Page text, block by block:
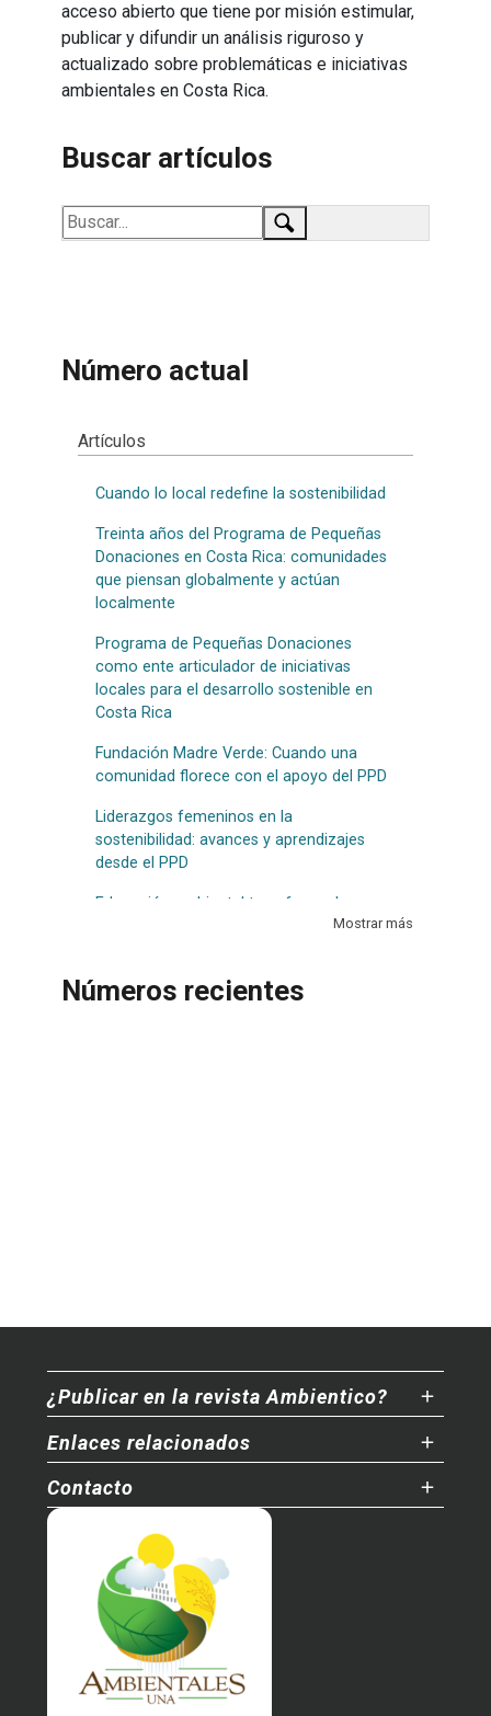
acceso abierto que tiene por misión estimular,
publicar y difundir un análisis riguroso y
actualizado sobre problemáticas e iniciativas
ambientales en Costa Rica.
Buscar artículos
Número actual
Artículos
Cuando lo local redefine la sostenibilidad
Treinta años del Programa de Pequeñas
Donaciones en Costa Rica: comunidades
que piensan globalmente y actúan
localmente
Programa de Pequeñas Donaciones
como ente articulador de iniciativas
locales para el desarrollo sostenible en
Costa Rica
Fundación Madre Verde: Cuando una
comunidad florece con el apoyo del PPD
Liderazgos femeninos en la
sostenibilidad: avances y aprendizajes
desde el PPD
Educación ambiental transformadora
para la sostenibilidad marina en el Golfo
Aprendizajes y desafíos para el futuro:
Mostrar más
Números recientes
¿Publicar en la revista Ambientico?
Enlaces relacionados
Contacto